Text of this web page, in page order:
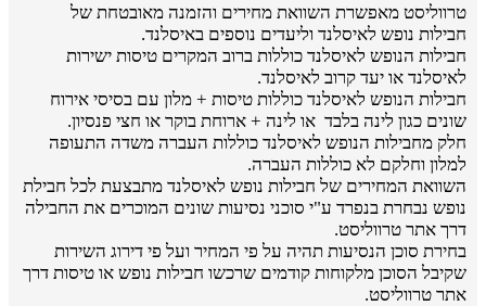
טרווליסט מאפשרת השוואת מחירים והזמנה מאובטחת של
חבילות נופש לאיסלנד וליעדים נוספים באיסלנד.
חבילות הנופש לאיסלנד כוללות ברוב המקרים טיסות ישירות
לאיסלנד או יעד קרוב לאיסלנד.
חבילות הנופש לאיסלנד כוללות טיסות + מלון עם בסיסי אירוח
שונים כגון לינה בלבד או לינה + ארוחת בוקר או חצי פנסיון.
חלק מחבילות הנופש לאיסלנד כוללות העברה משדה התעופה
למלון וחלקם לא כוללות העברה.
השוואת המחירים של חבילות נופש לאיסלנד מתבצעת לכל חבילת
נופש נבחרת בנפרד ע"י סוכני נסיעות שונים המוכרים את החבילה
דרך אתר טרווליסט.
בחירת סוכן הנסיעות תהיה על פי המחיר ועל פי דירוג השירות
שקיבל הסוכן מלקוחות קודמים שרכשו חבילות נופש או טיסות דרך
אתר טרווליסט.